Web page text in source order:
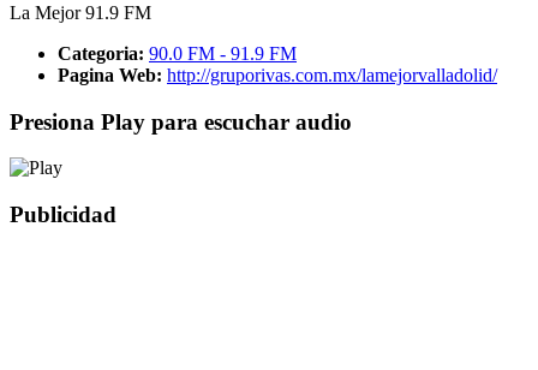
La Mejor 91.9 FM
Categoria: 90.0 FM - 91.9 FM
Pagina Web: http://gruporivas.com.mx/lamejorvalladolid/
Presiona Play para escuchar audio
Publicidad